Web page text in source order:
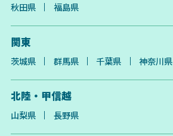
秋田県 福島県
関東
茨城県 群馬県 千葉県 神奈川県
北陸・甲信越
山梨県 長野県